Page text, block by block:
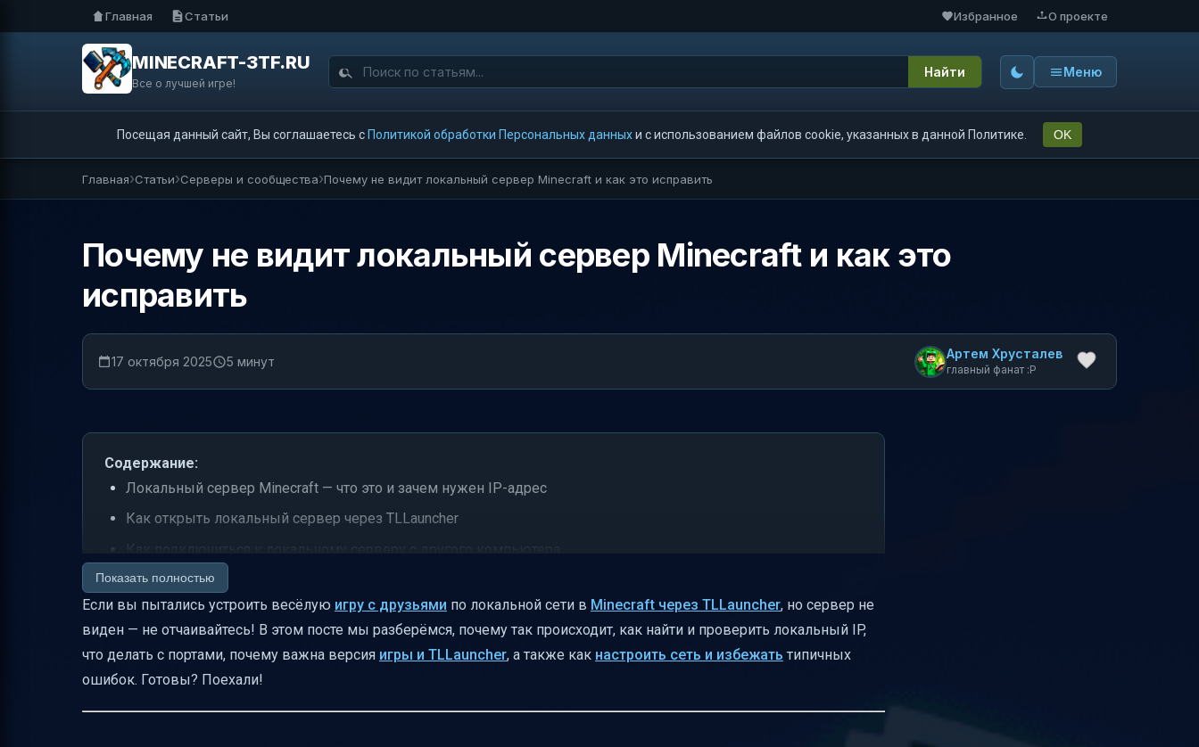
Главная Статьи Избранное О проекте
MINECRAFT-3TF.RU
Все о лучшей игре!
Найти Меню
Посещая данный сайт, Вы соглашаетесь с Политикой обработки Персональных данныхи с использованием файлов cookie, указанных в данной Политике. OK
Главная Статьи Серверы и сообщества Почему не видит локальный сервер Minecraft и как это исправить
Почему не видит локальный сервер Minecraft и как это
исправить
17 октября 2025 5 минут Артем Хрусталев
главный фанат :P
Содержание:
Локальный сервер Minecraft — что это и зачем нужен IP-адрес
Как открыть локальный сервер через TLLauncher
Как подключиться к локальному серверу с другого компьютера
Почему сервер может не быть виден
Проверка подключения и диагностика
Настройка брандмауэра и антивируса
Использование Hamachi для игры через интернет
Показать полностью
Если вы пытались устроить весёлую игру с друзьями по локальной сети в Minecraft через TLLauncher, но сервер не
виден — не отчаивайтесь! В этом посте мы разберёмся, почему так происходит, как найти и проверить локальный IP,
что делать с портами, почему важна версия игры и TLLauncher, а также как настроить сеть и избежать типичных
ошибок. Готовы? Поехали!